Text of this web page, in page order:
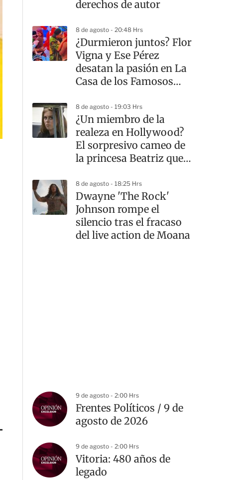
derechos de autor
8 de agosto - 20:48 Hrs
¿Durmieron juntos? Flor
Vigna y Ese Pérez
desatan la pasión en La
Casa de los Famosos
8 de agosto - 19:03 Hrs
¿Un miembro de la
realeza en Hollywood?
El sorpresivo cameo de
la princesa Beatriz que
8 de agosto - 18:25 Hrs
Dwayne 'The Rock'
Johnson rompe el
silencio tras el fracaso
del live action de Moana
9 de agosto - 2:00 Hrs
Frentes Políticos / 9 de
agosto de 2026
9 de agosto - 2:00 Hrs
Vitoria: 480 años de
legado